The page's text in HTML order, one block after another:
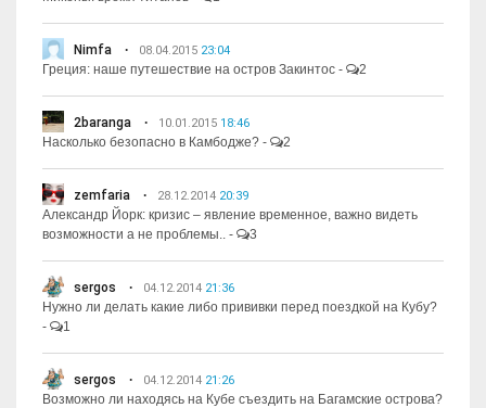
Nimfa 08.04.2015 23:04
Греция: наше путешествие на остров Закинтос - 2
2baranga 10.01.2015 18:46
Насколько безопасно в Камбодже? - 2
zemfaria 28.12.2014 20:39
Александр Йорк: кризис – явление временное, важно видеть
возможности а не проблемы.. - 3
sergos 04.12.2014 21:36
Нужно ли делать какие либо прививки перед поездкой на Кубу?
-
1
sergos 04.12.2014 21:26
Возможно ли находясь на Кубе съездить на Багамские острова?